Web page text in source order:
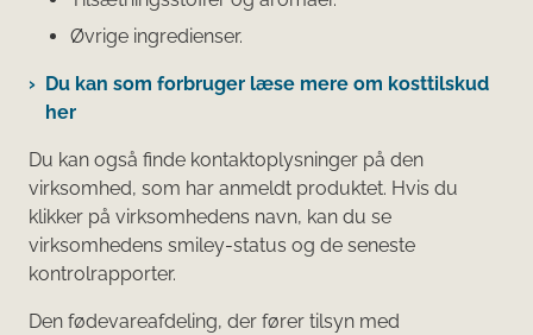
Øvrige ingredienser.
Du kan som forbruger læse mere om kosttilskud
her
Du kan også finde kontaktoplysninger på den
virksomhed, som har anmeldt produktet. Hvis du
klikker på virksomhedens navn, kan du se
virksomhedens smiley-status og de seneste
kontrolrapporter.
Den fødevareafdeling, der fører tilsyn med